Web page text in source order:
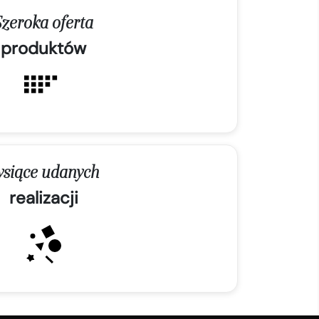
oferta
produktów
udanych
realizacji